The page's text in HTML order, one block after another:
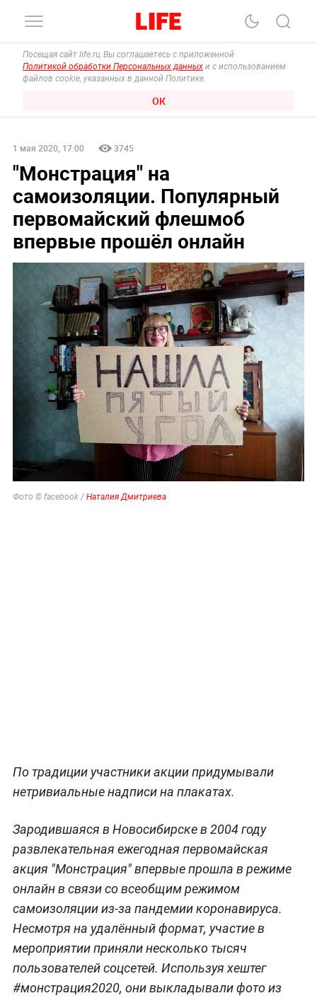
Посещая сайт life.ru, Вы соглашаетесь с приложенной
Политикой обработки Персональных данных и с использованием
файлов cookie, указанных в данной Политике.
ОК
1 мая 2020, 17:00 3745
"Монстрация" на
самоизоляции. Популярный
первомайский флешмоб
впервые прошёл онлайн
Фото © facebook / Наталия Дмитриева
По традиции участники акции придумывали
нетривиальные надписи на плакатах.
Зародившаяся в Новосибирске в 2004 году
развлекательная ежегодная первомайская
акция "Монстрация" впервые прошла в режиме
онлайн в связи со всеобщим режимом
самоизоляции из-за пандемии коронавируса.
Несмотря на удалённый формат, участие в
мероприятии приняли несколько тысяч
пользователей соцсетей. Используя хештег
#монстрация2020, они выкладывали фото из